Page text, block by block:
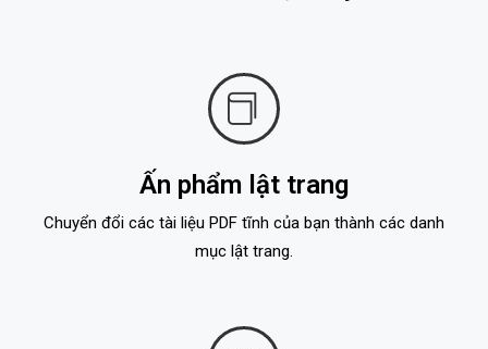
Ấn phẩm lật trang
Chuyển đổi các tài liệu PDF tĩnh của bạn thành các danh
mục lật trang.